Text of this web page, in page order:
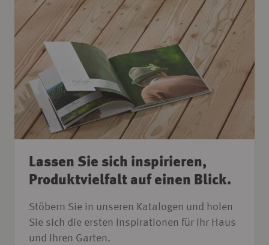
Lassen Sie sich inspirieren,
Produktvielfalt auf einen Blick.
Stöbern Sie in unseren Katalogen und holen
Sie sich die ersten Inspirationen für Ihr Haus
und Ihren Garten.